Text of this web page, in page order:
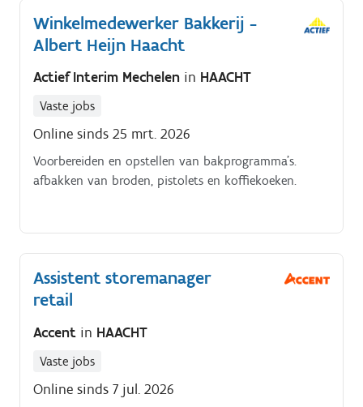
Winkelmedewerker Bakkerij -
Albert Heijn Haacht
Actief Interim Mechelen in HAACHT
Vaste jobs
Online sinds 25 mrt. 2026
Voorbereiden en opstellen van bakprogramma’s.
afbakken van broden, pistolets en koffiekoeken.
Assistent storemanager
retail
Accent in HAACHT
Vaste jobs
Online sinds 7 jul. 2026